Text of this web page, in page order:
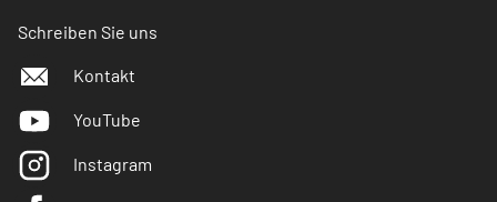
Schreiben Sie uns
Kontakt
YouTube
Instagram